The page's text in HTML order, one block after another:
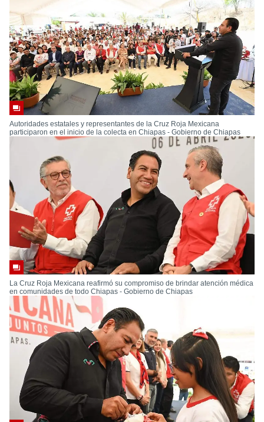
Autoridades estatales y representantes de la Cruz Roja Mexicana
participaron en el inicio de la colecta en Chiapas - Gobierno de Chiapas
La Cruz Roja Mexicana reafirmó su compromiso de brindar atención médica
en comunidades de todo Chiapas - Gobierno de Chiapas